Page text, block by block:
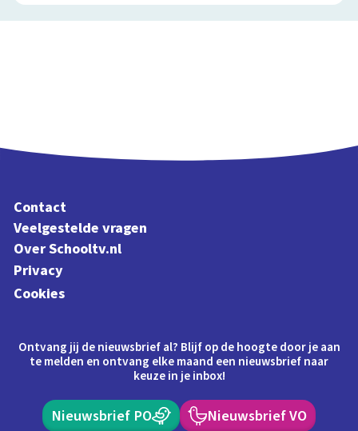
Contact
Veelgestelde vragen
Over Schooltv.nl
Privacy
Cookies
Ontvang jij de nieuwsbrief al? Blijf op de hoogte door je aan
te melden en ontvang elke maand een nieuwsbrief naar
keuze in je inbox!
Nieuwsbrief PO Nieuwsbrief VO